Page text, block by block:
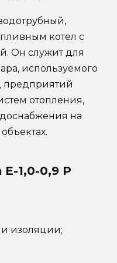
котел с
Он служит для
используемого
предприятий
отопления,
на
Е-1,0-0,9 Р
изоляции;